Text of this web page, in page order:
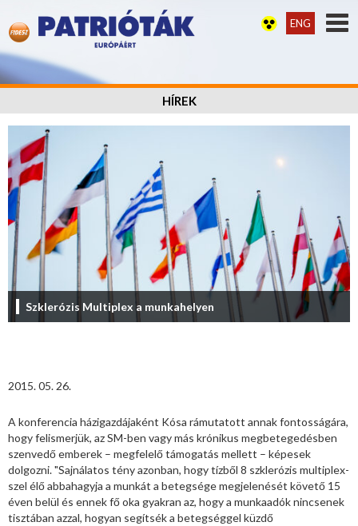
ENG
HÍREK
Szklerózis Multiplex a munkahelyen
2015. 05. 26.
A konferencia házigazdájaként Kósa rámutatott annak fontosságára,
hogy felismerjük, az SM-ben vagy más krónikus megbetegedésben
szenvedő emberek – megfelelő támogatás mellett – képesek
dolgozni. "Sajnálatos tény azonban, hogy tízből 8 szklerózis multiplex-
szel élő abbahagyja a munkát a betegsége megjelenését követő 15
éven belül és ennek fő oka gyakran az, hogy a munkaadók nincsenek
tisztában azzal, hogyan segítsék a betegséggel küzdő